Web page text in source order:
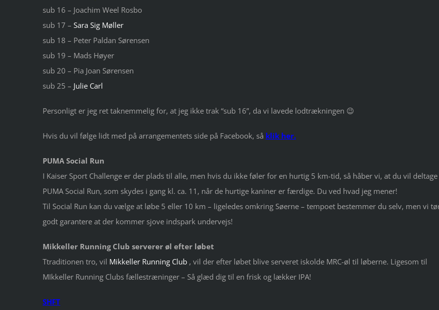
sub 16 – Joachim Weel Rosbo
sub 17 – Sara Sig Møller
sub 18 – Peter Paldan Sørensen
sub 19 – Mads Høyer
sub 20 – Pia Joan Sørensen
sub 25 – Julie Carl
Personligt er jeg ret taknemmelig for, at jeg ikke trak “sub 16”, da vi lavede lodtrækningen 😉
Hvis du vil følge lidt med på arrangementets side på Facebook, så klik her.
PUMA Social Run
I Kaiser Sport Challenge er der plads til alle, men hvis du ikke føler for en hurtig 5 km-tid, så håber vi, at du vil
PUMA Social Run, som skydes i gang kl. ca. 11, når de hurtige kaniner er færdige. Du ved hvad jeg mener!
Til Social Run kan du vælge at løbe 5 eller 10 km – ligeledes omkring Søerne – tempoet bestemmer du selv, men vi
godt garantere at der kommer sjove indspark undervejs!
Mikkeller Running Club serverer øl efter løbet
Ttraditionen tro, vil Mikkeller Running Club , vil der efter løbet blive serveret iskolde MRC-øl til løberne. Ligesom til
MIkkeller Running Clubs fællestræninger – Så glæd dig til en frisk og lækker IPA!
SHFT